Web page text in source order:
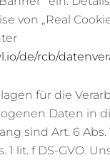
von „Real
de/rcb/
für die
Daten in
sind Art. 6 Abs.
1 lit. f DS-GVO.